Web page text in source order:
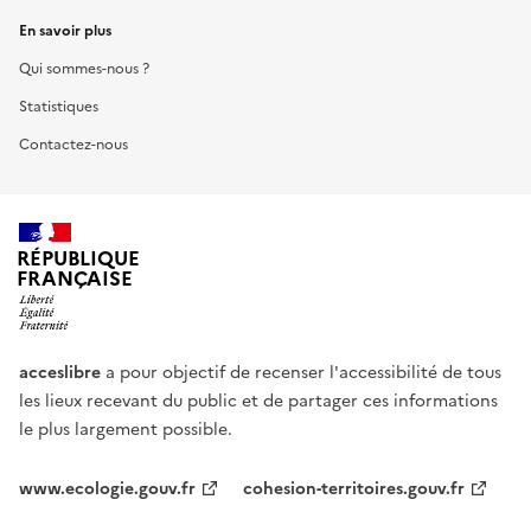
En savoir plus
Qui sommes-nous ?
Statistiques
Contactez-nous
RÉPUBLIQUE
FRANÇAISE
acceslibre a pour objectif de recenser l'accessibilité de tous
les lieux recevant du public et de partager ces informations
le plus largement possible.
www.ecologie.gouv.fr
cohesion-territoires.gouv.fr